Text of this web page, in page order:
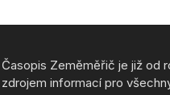
Časopis Zeměměřič je již od
zdrojem informací pro